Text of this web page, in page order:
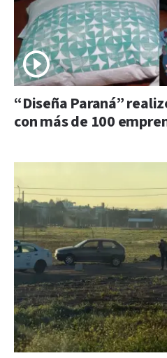
“Diseña Paraná”
con más de 100